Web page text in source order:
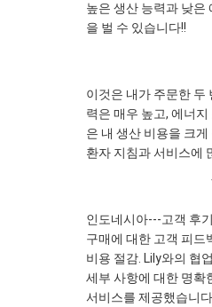
높은 생산 능력과 낮은
을 벌 수 있습니다!!
이것은 내가 주문한 두
력은 매우 높고, 에너
은 내 생산 비용을 크
환자 지침과 서비스에
인도네시아---고객 후
구매에 대한 고객 피드
비용 절감. Lily와의 협
세부 사항에 대한 명확
서비스를 제공했습니